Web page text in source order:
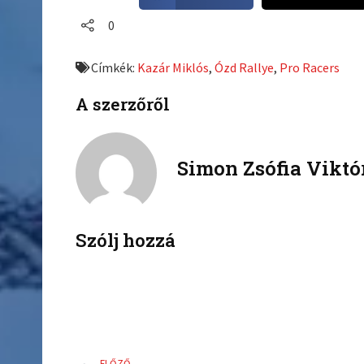
o
f
b
o
t
t
0
Címkék: Kazár Miklós,Ózd Rallye, Pro Racers
A szerzőről
Simon Zsófia
Szólj hozzá